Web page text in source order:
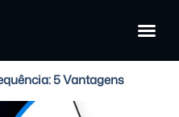
5 Vantagens